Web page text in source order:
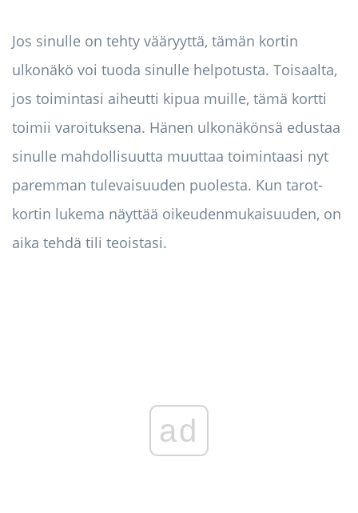
Jos sinulle on tehty vääryyttä, tämän kortin
ulkonäkö voi tuoda sinulle helpotusta. Toisaalta,
jos toimintasi aiheutti kipua muille, tämä kortti
toimii varoituksena. Hänen ulkonäkönsä edustaa
sinulle mahdollisuutta muuttaa toimintaasi nyt
paremman tulevaisuuden puolesta. Kun tarot-
kortin lukema näyttää oikeudenmukaisuuden, on
aika tehdä tili teoistasi.
ad